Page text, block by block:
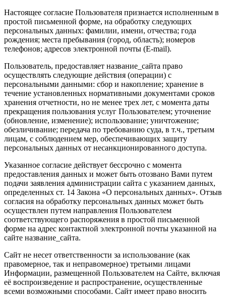
Настоящее согласие Пользователя признается исполненным в
простой письменной форме, на обработку следующих
персональных данных: фамилии, имени, отчества; года
рождения; места пребывания (город, область); номеров
телефонов; адресов электронной почты (E-mail).
Пользователь, предоставляет название_сайта право
осуществлять следующие действия (операции) с
персональными данными: сбор и накопление; хранение в
течение установленных нормативными документами сроков
хранения отчетности, но не менее трех лет, с момента даты
прекращения пользования услуг Пользователем; уточнение
(обновление, изменение); использование; уничтожение;
обезличивание; передача по требованию суда, в т.ч., третьим
лицам, с соблюдением мер, обеспечивающих защиту
персональных данных от несанкционированного доступа.
Указанное согласие действует бессрочно с момента
предоставления данных и может быть отозвано Вами путем
подачи заявления администрации сайта с указанием данных,
определенных ст. 14 Закона «О персональных данных». Отзыв
согласия на обработку персональных данных может быть
осуществлен путем направления Пользователем
соответствующего распоряжения в простой письменной
форме на адрес контактной электронной почты указанной на
сайте название_сайта.
Сайт не несет ответственности за использование (как
правомерное, так и неправомерное) третьими лицами
Информации, размещенной Пользователем на Сайте, включая
её воспроизведение и распространение, осуществленные
всеми возможными способами. Сайт имеет право вносить